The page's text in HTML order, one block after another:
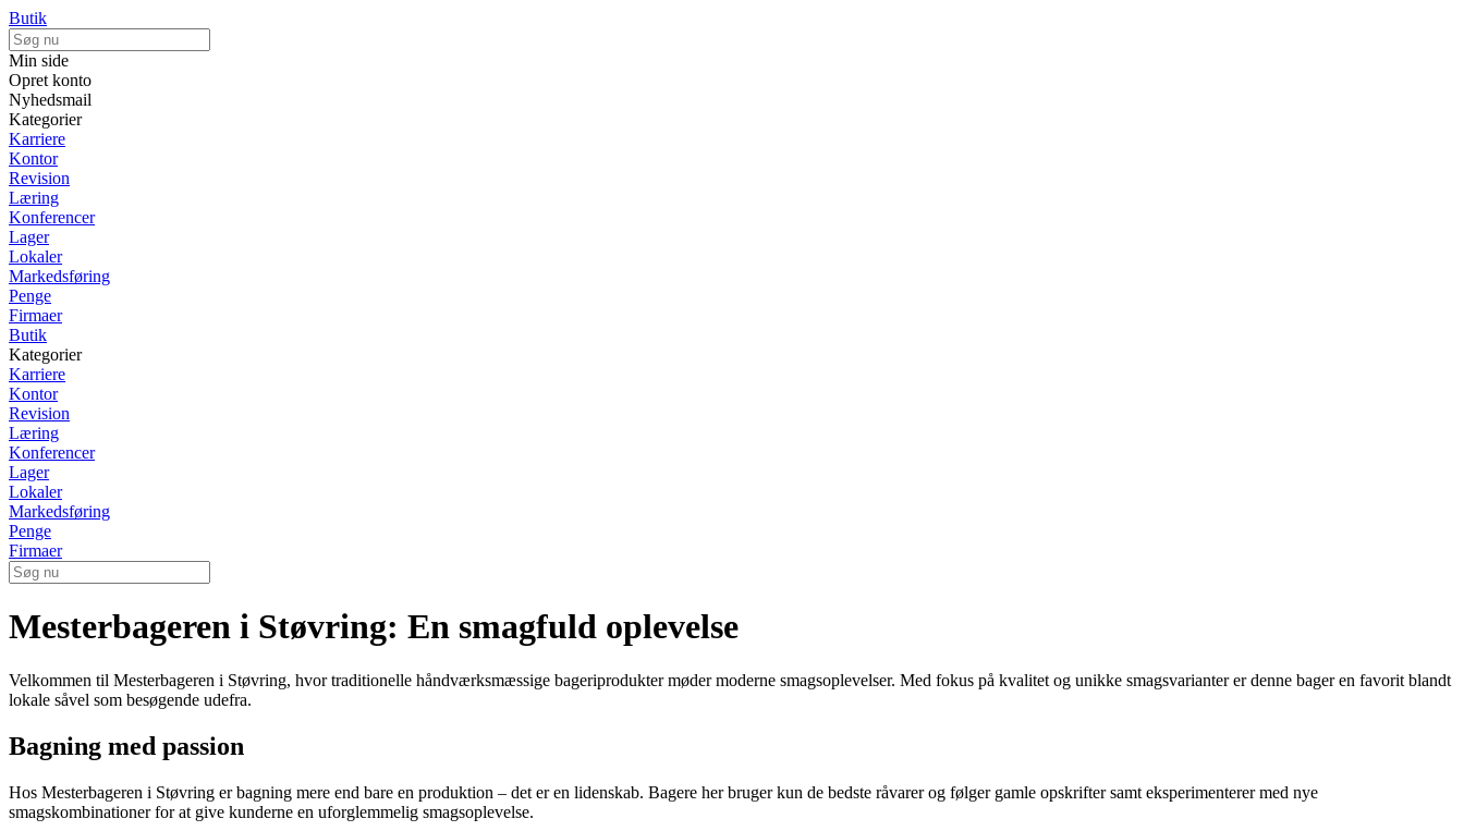
Butik
Min side
Opret konto
Nyhedsmail
Kategorier
Karriere
Kontor
Revision
Læring
Konferencer
Lager
Lokaler
Markedsføring
Penge
Firmaer
Butik
Kategorier
Karriere
Kontor
Revision
Læring
Konferencer
Lager
Lokaler
Markedsføring
Penge
Firmaer
Mesterbageren i Støvring: En smagfuld oplevelse
Velkommen til Mesterbageren i Støvring, hvor traditionelle håndværksmæssige bageriprodukter møder moderne smagsoplevelser. Med fokus på kvalitet og unikke smagsvarianter er denne bager en favorit blandt
lokale såvel som besøgende udefra.
Bagning med passion
Hos Mesterbageren i Støvring er bagning mere end bare en produktion – det er en lidenskab. Bagere her bruger kun de bedste råvarer og følger gamle opskrifter samt eksperimenterer med nye
smagskombinationer for at give kunderne en uforglemmelig smagsoplevelse.